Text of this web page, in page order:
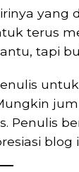
yang
terus
tapi
Penulis
blog